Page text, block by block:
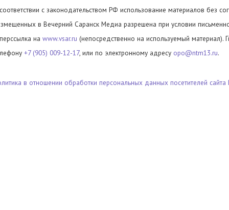
с законодательством РФ использование материалов без
в Вечерний Саранск Медиа разрешена при условии
на www.vsar.ru (непосредственно на используемый материал).
+7 (905) 009-12-17, или по электронному адресу opo@ntm13.ru.
в отношении обработки персональных данных посетителей